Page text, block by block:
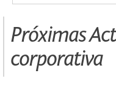
Próximas
corporativa